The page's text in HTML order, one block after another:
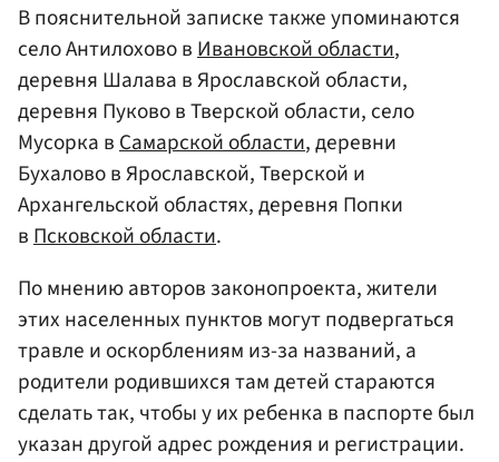
В пояснительной записке также упоминаются
село Антилохово вИвановской области,
деревня Шалава в Ярославской области,
деревня Пуково в Тверской области, село
Мусорка вСамарской области, деревни
Бухалово в Ярославской, Тверской и
Архангельской областях, деревня Попки
вПсковской области.
По мнению авторов законопроекта, жители
этих населенных пунктов могут подвергаться
травле и оскорблениям из-за названий, а
родители родившихся там детей стараются
сделать так, чтобы у их ребенка в паспорте был
указан другой адрес рождения и регистрации.